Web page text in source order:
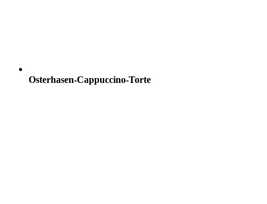
Osterhasen-Cappuccino-Torte